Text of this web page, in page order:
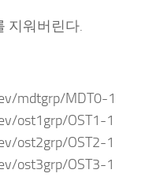
지워버린다.
mdtgrp/MDT0-1
ost1grp/OST1-1
ost2grp/OST2-1
ost3grp/OST3-1